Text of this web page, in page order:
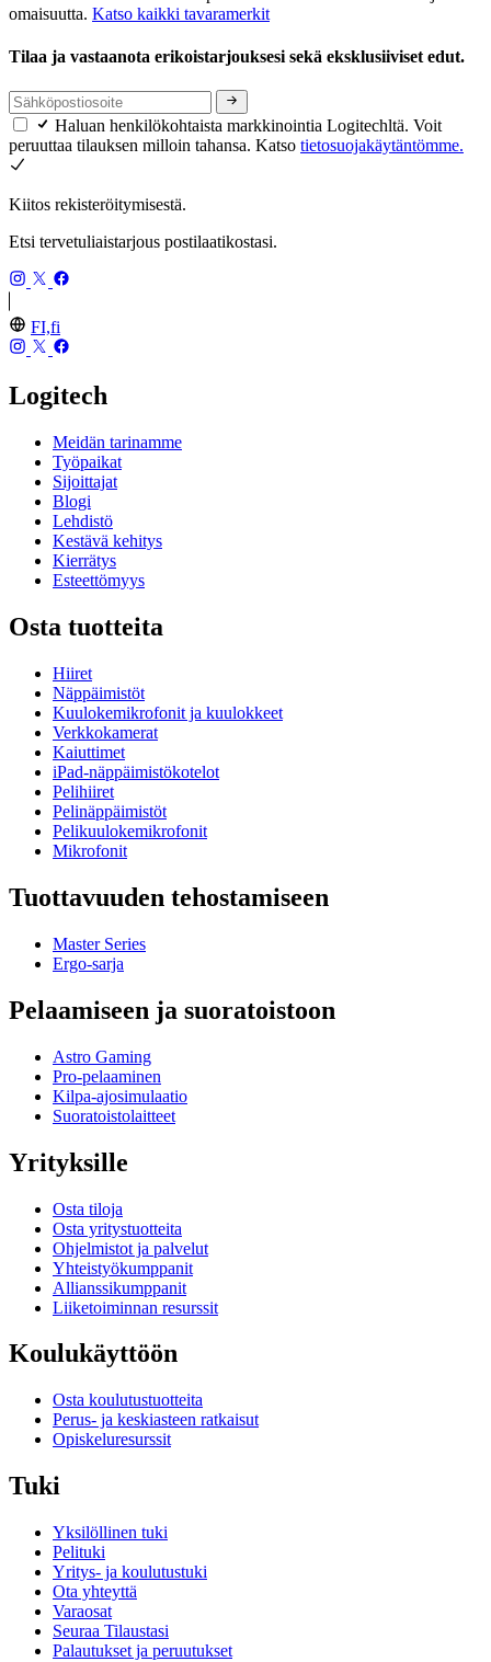
omaisuutta. Katso kaikki tavaramerkit
Tilaa ja vastaanota erikoistarjouksesi sekä eksklusiiviset edut.
Haluan henkilökohtaista markkinointia Logitechltä. Voit
peruuttaa tilauksen milloin tahansa. Katso tietosuojakäytäntömme.
Kiitos rekisteröitymisestä.
Etsi tervetuliaistarjous postilaatikostasi.
FI,fi
Logitech
Meidän tarinamme
Työpaikat
Sijoittajat
Blogi
Lehdistö
Kestävä kehitys
Kierrätys
Esteettömyys
Osta tuotteita
Hiiret
Näppäimistöt
Kuulokemikrofonit ja kuulokkeet
Verkkokamerat
Kaiuttimet
iPad-näppäimistökotelot
Pelihiiret
Pelinäppäimistöt
Pelikuulokemikrofonit
Mikrofonit
Tuottavuuden tehostamiseen
Master Series
Ergo-sarja
Pelaamiseen ja suoratoistoon
Astro Gaming
Pro-pelaaminen
Kilpa-ajosimulaatio
Suoratoistolaitteet
Yrityksille
Osta tiloja
Osta yritystuotteita
Ohjelmistot ja palvelut
Yhteistyökumppanit
Allianssikumppanit
Liiketoiminnan resurssit
Koulukäyttöön
Osta koulutustuotteita
Perus- ja keskiasteen ratkaisut
Opiskeluresurssit
Tuki
Yksilöllinen tuki
Pelituki
Yritys- ja koulutustuki
Ota yhteyttä
Varaosat
Seuraa Tilaustasi
Palautukset ja peruutukset